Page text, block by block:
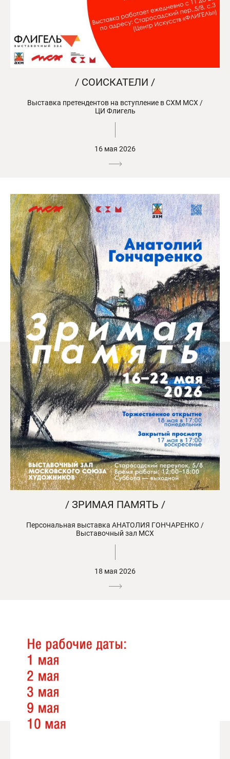
/ СОИСКАТЕЛИ /
Выставка претендентов на вступление в СХМ МСХ /
ЦИ Флигель
16 мая 2026
/ ЗРИМАЯ ПАМЯТЬ /
Персональная выставка АНАТОЛИЯ ГОНЧАРЕНКО /
Выставочный зал МСХ
18 мая 2026